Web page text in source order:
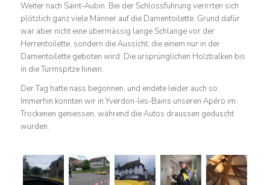
Weiter nach Saint-Aubin. Bei der Schlossführung verirrten sich
plötzlich ganz viele Männer auf die Damentoilette. Grund dafür
war aber nicht eine übermässig lange Schlange vor der
Herrentoilette, sondern die Aussicht, die einem nur in der
Damentoilette geboten wird: Die ursprünglichen Holzbalken bis
in die Turmspitze hinein.
Der Tag hatte nass begonnen, und endete leider auch so.
Immerhin konnten wir in Yverdon-les-Bains unseren Apéro im
Trockenen geniessen, während die Autos draussen geduscht
wurden.